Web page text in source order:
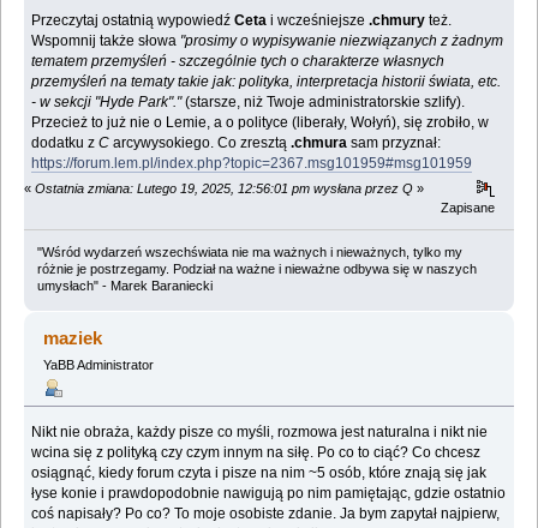
Przeczytaj ostatnią wypowiedźCeta i wcześniejsze.chmury też.
Wspomnij także słowa "prosimy o wypisywanie niezwiązanych z żadnym
tematem przemyśleń - szczególnie tych o charakterze własnych
przemyśleń na tematy takie jak: polityka, interpretacja historii świata, etc.
- w sekcji "Hyde Park"."(starsze, niż Twoje administratorskie szlify).
Przecież to już nie o Lemie, a o polityce (liberały, Wołyń), się zrobiło, w
dodatku zC arcywysokiego. Co zresztą.chmura sam przyznał:
https://forum.lem.pl/index.php?topic=2367.msg101959#msg101959
« Ostatnia zmiana: Lutego 19, 2025, 12:56:01 pm wysłana przez Q »
Zapisane
"Wśród wydarzeń wszechświata nie ma ważnych i nieważnych, tylko my
różnie je postrzegamy. Podział na ważne i nieważne odbywa się w naszych
umysłach" - Marek Baraniecki
maziek
YaBB Administrator
Nikt nie obraża, każdy pisze co myśli, rozmowa jest naturalna i nikt nie
wcina się z polityką czy czym innym na siłę. Po co to ciąć? Co chcesz
osiągnąć, kiedy forum czyta i pisze na nim ~5 osób, które znają się jak
łyse konie i prawdopodobnie nawigują po nim pamiętając, gdzie ostatnio
coś napisały? Po co? To moje osobiste zdanie. Ja bym zapytał najpierw,